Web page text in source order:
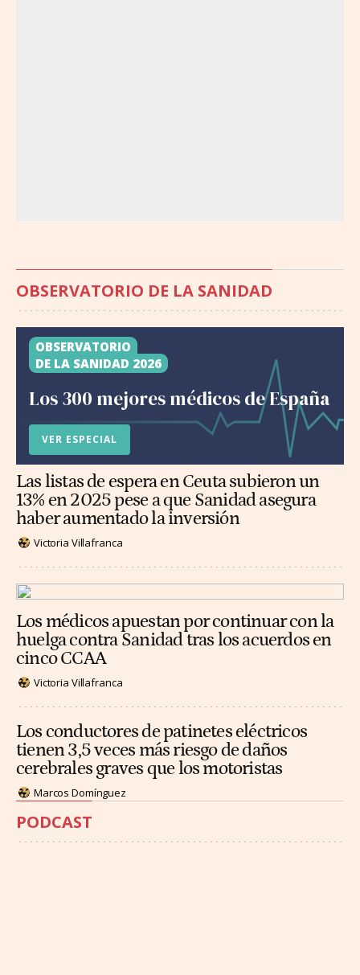
OBSERVATORIO DE LA SANIDAD
OBSERVATORIO
DE LA SANIDAD 2026
Los 300 mejores médicos de España
VER ESPECIAL
Las listas de espera en Ceuta subieron un
13% en 2025 pese a que Sanidad asegura
haber aumentado la inversión
Victoria Villafranca
Los médicos apuestan por continuar con la
huelga contra Sanidad tras los acuerdos en
cinco CCAA
Victoria Villafranca
Los conductores de patinetes eléctricos
tienen 3,5 veces más riesgo de daños
cerebrales graves que los motoristas
Marcos Domínguez
PODCAST